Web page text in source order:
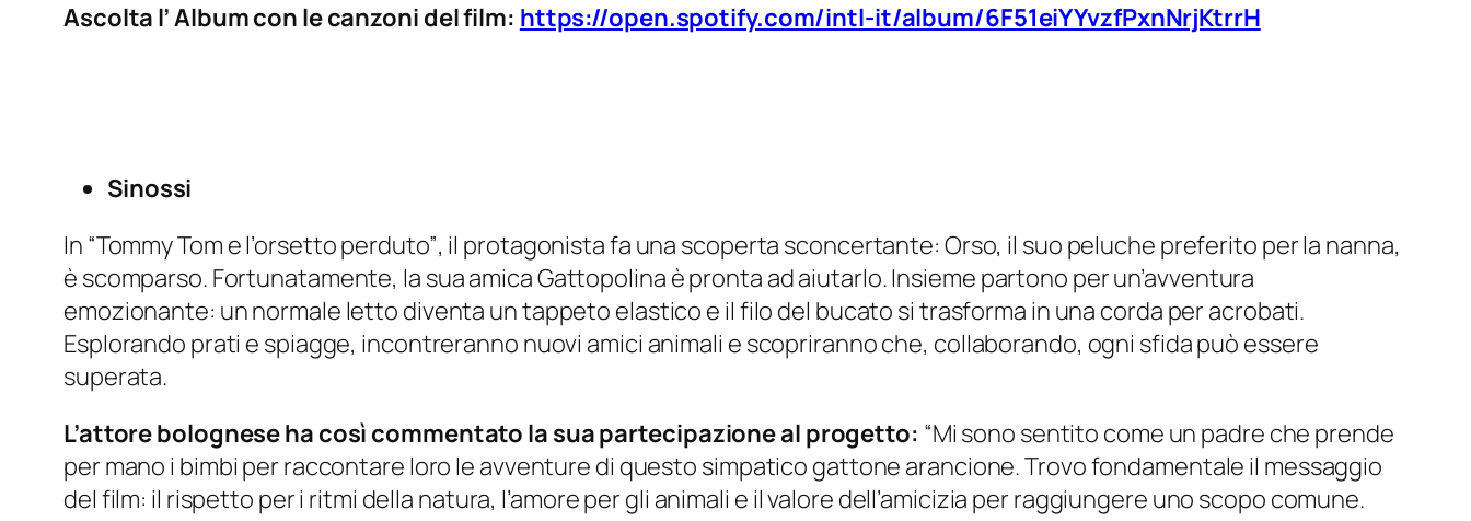
Ascolta l’ Album con le canzoni del film: https://open.spotify.com/intl-it/album/6F51eiYYvzfPxnNrjKtrrH
Sinossi
In “Tommy Tom e l’orsetto perduto”, il protagonista fa una scoperta sconcertante: Orso, il suo peluche preferito per la nanna,
è scomparso. Fortunatamente, la sua amica Gattopolina è pronta ad aiutarlo. Insieme partono per un’avventura
emozionante: un normale letto diventa un tappeto elastico e il filo del bucato si trasforma in una corda per acrobati.
Esplorando prati e spiagge, incontreranno nuovi amici animali e scopriranno che, collaborando, ogni sfida può essere
superata.
L’attore bolognese ha così commentato la sua partecipazione al progetto: “Mi sono sentito come un padre che prende
per mano i bimbi per raccontare loro le avventure di questo simpatico gattone arancione. Trovo fondamentale il messaggio
del film: il rispetto per i ritmi della natura, l’amore per gli animali e il valore dell’amicizia per raggiungere uno scopo comune.